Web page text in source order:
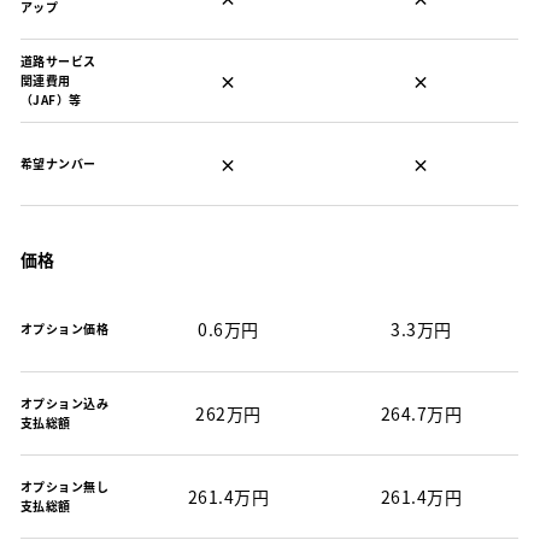
アップ
道路サービス
関連費用
（JAF）等
× ×
希望ナンバー × ×
価格
オプション価格 0.6万円 3.3万円
オプション込み
支払総額
262万円 264.7万円
オプション無し
支払総額
261.4万円 261.4万円